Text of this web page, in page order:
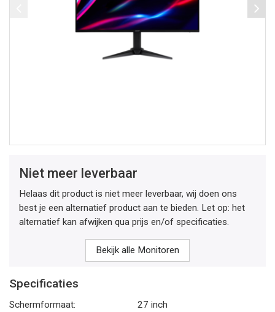
Niet meer leverbaar
Helaas dit product is niet meer leverbaar, wij doen ons
best je een alternatief product aan te bieden. Let op: het
alternatief kan afwijken qua prijs en/of specificaties.
Bekijk alle Monitoren
Specificaties
Schermformaat:
27 inch